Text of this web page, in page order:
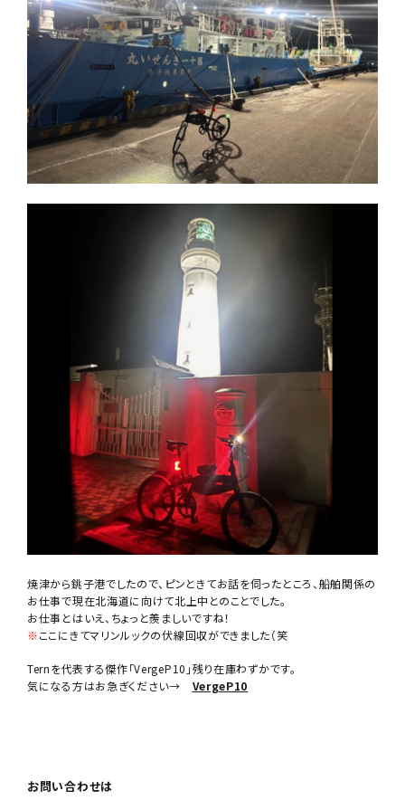
焼津から銚子港でしたので、ピンときてお話を伺ったところ、船舶関係の
お仕事で現在北海道に向けて北上中とのことでした。
お仕事とはいえ、ちょっと羨ましいですね！
※ここにきてマリンルックの伏線回収ができました（笑
Ternを代表する傑作「VergeP10」残り在庫わずかです。
気になる方はお急ぎください→
VergeP10
お問い合わせは